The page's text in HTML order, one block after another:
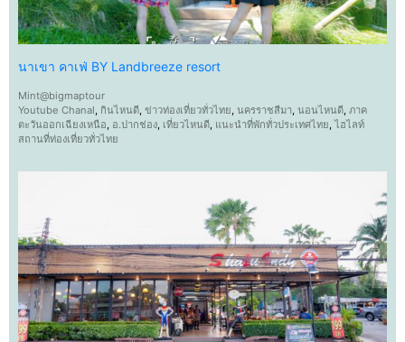
นาเขา คาเฟ่ BY Landbreeze resort
Mint@bigmaptour
Youtube Chanal, กินไหนดี, ข่าวท่องเที่ยวทั่วไทย, นครราชสีมา, นอนไหนดี, ภาค
ตะวันออกเฉียงเหนือ, อ.ปากช่อง, เที่ยวไหนดี, แนะนำที่พักทั่วประเทศไทย,ไฮไลท์
สถานที่ท่องเที่ยวทั่วไทย